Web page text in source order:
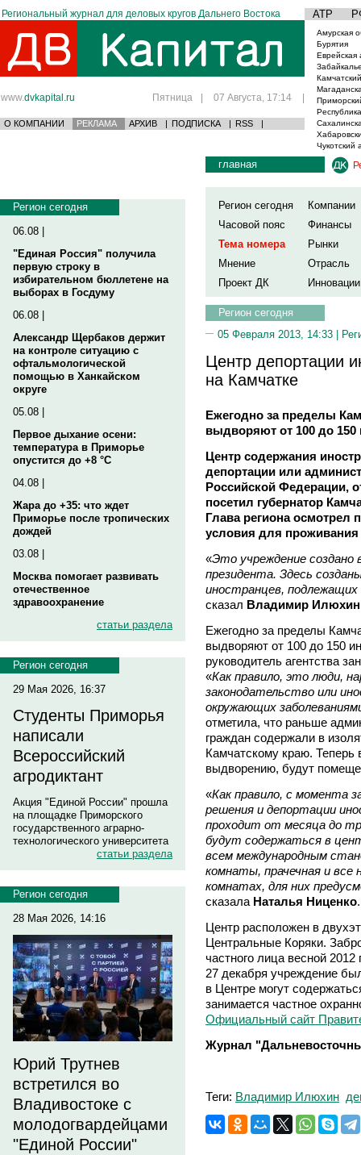
Региональный журнал для деловых кругов Дальнего Востока АТР
www.dvkapital.ru Пятница | 07 Августа, 17:14 |
О КОМПАНИИ РЕКЛАМА АРХИВ | ПОДПИСКА | RSS |
Амурская
Бурятия
Еврейская
Чукотский
Регион сегодня
06.08 |
"Единая Россия" получила
первую строку в
избирательном бюллетене на
выборах в Госдуму
06.08 |
Александр Щербаков держит
на контроле ситуацию с
офтальмологической
помощью в Ханкайском
округе
05.08 |
Первое дыхание осени:
температура в Приморье
опустится до +8 °C
04.08 |
Жара до +35: что ждет
Приморье после тропических
дождей
03.08 |
Москва помогает развивать
отечественное
здравоохранение
статьи раздела
Регион сегодня
29 Мая 2026, 16:37
Студенты Приморья
написали
Всероссийский
агродиктант
Акция "Единой России" прошла
на площадке Приморского
государственного аграрно-
технологического университета
статьи раздела
Регион сегодня
28 Мая 2026, 14:16
Юрий Трутнев
встретился во
Владивостоке с
молодогвардейцами
"Единой России"
главная
Регион сегодня
Компании
Часовой пояс
Финансы
Тема номера
Рынки
Мнение
Отрасль
Проект ДК
Инновации
Регион сегодня
05 Февраля 2013, 14:33 |
Центр депортации
на Камчатке
Ежегодно за пределы
выдворяют от 100 до 150
Центр содержания
депортации или
Российской Федерации,
посетил губернатор
Глава региона
условия для проживания
«Это учреждение создано
президента. Здесь
иностранцев,
сказал Владимир
Ежегодно за пределы
выдворяют от 100 до 150
руководитель агентства
«Как правило, это люди,
законодательство или
окружающих
отметила, что раньше
граждан содержали в
Камчатскому краю. Теперь
выдворению, будут
«Как правило, с момента
решения и депортации
проходит от месяца до
будут содержаться в
всем международным
комнаты, прачечная и
комнатах, для них
сказала Наталья Ниценко
Центр расположен в
Центральные Коряки.
частного лица весной
27 декабря учреждение
в Центре могут
занимается частное
Официальный сайт
Журнал
Теги: Владимир Илюхин